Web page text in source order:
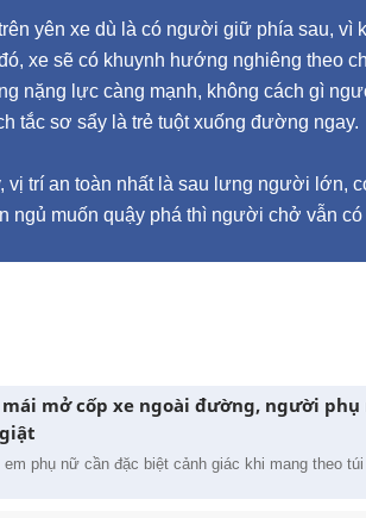
yên xe dù là có người giữ phía sau, vì
xe sẽ có khuynh hướng nghiêng theo
nặng lực càng mạnh, không cách gì
tắc sơ sẩy là trẻ tuột xuống đường ngay.
vị trí an toàn nhất là sau lưng người lớn,
ngủ muốn quậy phá thì người chở vẫn
mái mở cốp xe ngoài đường, người
em phụ nữ cần đặc biệt cảnh giác khi mang theo